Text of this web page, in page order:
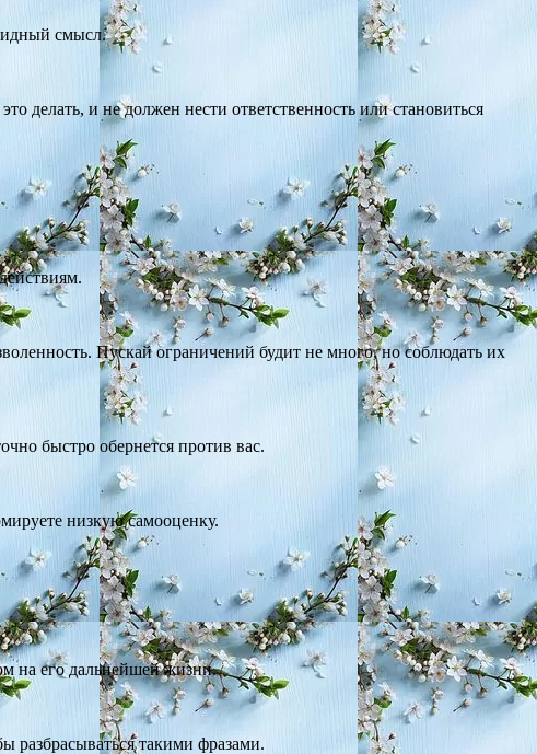
смысл.
делать, и не должен нести ответственность или становиться
Пускай ограничений будит не много, но соблюдать их
быстро обернется против вас.
низкую самооценку.
на его дальнейшей жизни.
разбрасываться такими фразами.